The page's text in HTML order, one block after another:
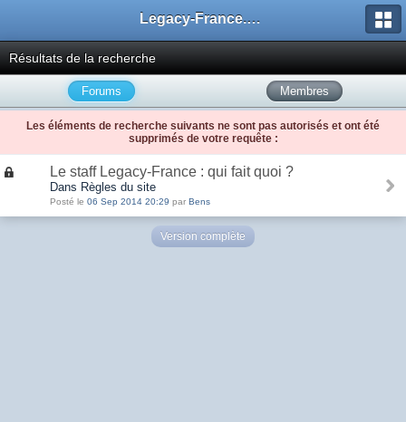
Legacy-France.org - Forum
Résultats de la recherche
Forums Membres
Les éléments de recherche suivants ne sont pas autorisés et ont été
supprimés de votre requête :
Le staff Legacy-France : qui fait quoi ?
Dans Règles du site
Posté le 06 Sep 2014 20:29 par Bens
Version complète